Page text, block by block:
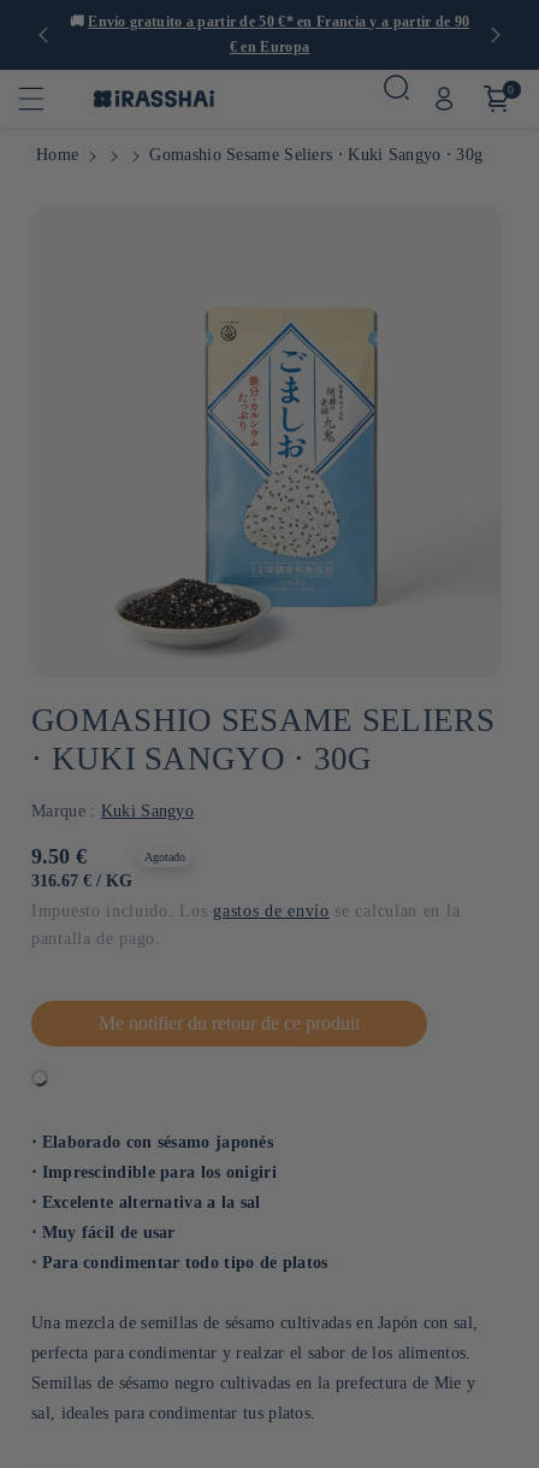
🚚Envío gratuito a partir de 50 €* en Francia y a partir de 90
€ en Europa
0
Home Gomashio Sesame Seliers ⋅ Kuki Sangyo ⋅ 30g
GOMASHIO SESAME SELIERS
⋅ KUKI SANGYO ⋅ 30G
Marque : Kuki Sangyo
Precio
habitual
9.50 €
PRECIO
316.67 € / POR
KG
Agotado
Impuesto incluido. Los gastos de envío se calculan en la
pantalla de pago.
Me notifier du retour de ce produit
⋅ Elaborado con sésamo japonés
⋅ Imprescindible para los onigiri
⋅ Excelente alternativa a la sal
⋅ Muy fácil de usar
⋅ Para condimentar todo tipo de platos
Una mezcla de semillas de sésamo cultivadas en Japón con sal,
perfecta para condimentar y realzar el sabor de los alimentos.
Semillas de sésamo negro cultivadas en la prefectura de Mie y
sal, ideales para condimentar tus platos.